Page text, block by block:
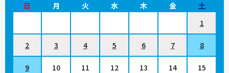
日 月 火 水 木 金
土
1
2 3 4 5 6 7 8
9 10 11 12 13 14 15